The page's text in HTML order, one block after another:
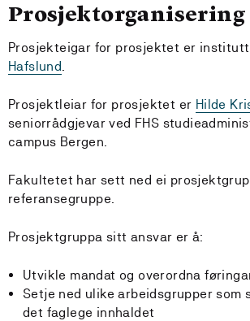
Prosjektorganisering
Prosjekteigar for prosjektet er
Hafslund.
Prosjektleiar for prosjektet er Hilde
seniorrådgjevar ved FHS
campus Bergen.
Fakultetet har sett ned ei
referansegruppe.
Prosjektgruppa sitt ansvar er å:
Utvikle mandat og overordna
Setje ned ulike arbeidsgrupper som
det faglege innhaldet